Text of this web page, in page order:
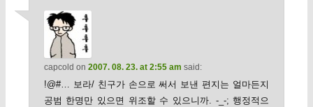
capcold on 2007. 08. 23. at 2:55 am said:
!@#… 보라/ 친구가 손으로 써서 보낸 편지는 얼마든지
공범 한명만 있으면 위조할 수 있으니까. -_-; 행정적으